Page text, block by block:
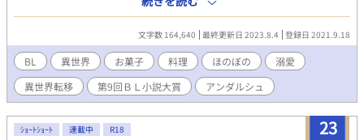
ナーだった。 ※第２章、９月下旬頃より開始予定
文字数 164,640 最終更新日 2023.8.4 登録日 2021.9.18
BL 異世界 お菓子 料理 ほのぼの
溺愛
異世界転移
第9回ＢＬ小説大賞 アンダルシュ
23
ｼｮｰﾄｼｮｰﾄ 連載中 R18